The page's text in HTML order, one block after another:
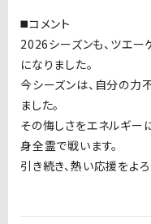
◼️コメント
2026シーズンも、ツエー
になりました。
今シーズンは、自分の力
ました。
その悔しさをエネルギー
身全霊で戦います。
引き続き、熱い応援をよろ